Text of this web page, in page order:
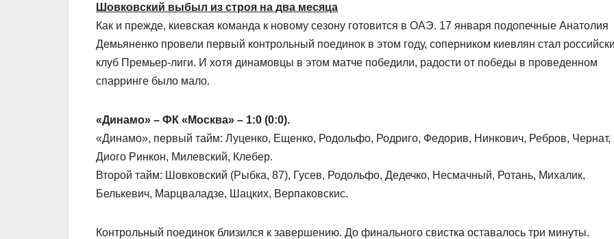
Шовковский выбыл из строя на два месяца
Как и прежде, киевская команда к новому сезону готовится в ОАЭ. 17 января подопечные Анатолия
Демьяненко провели первый контрольный поединок в этом году, соперником киевлян стал
клуб Премьер-лиги. И хотя динамовцы в этом матче победили, радости от победы в проведенном
спарринге было мало.
«Динамо» – ФК «Москва» – 1:0 (0:0).
«Динамо», первый тайм: Луценко, Ещенко, Родольфо, Родриго, Федорив, Нинкович, Ребров, Чернат,
Диого Ринкон, Милевский, Клебер.
Второй тайм: Шовковский (Рыбка, 87), Гусев, Родольфо, Дедечко, Несмачный, Ротань, Михалик,
Белькевич, Марцваладзе, Шацких, Верпаковскис.
Контрольный поединок близился к завершению. До финального свистка оставалось три минуты.